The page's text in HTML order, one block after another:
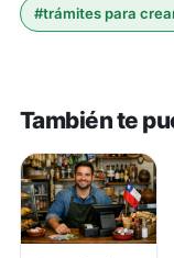
#trámites para
También te